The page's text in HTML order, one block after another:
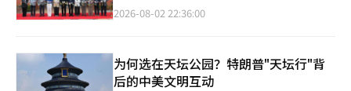
2026-08-02 22:36:00
为何选在天坛公园？特朗普"天坛行"背
后的中美文明互动